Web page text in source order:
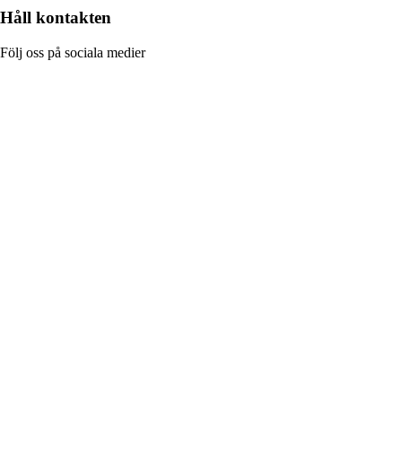
Håll kontakten
Följ oss på sociala medier